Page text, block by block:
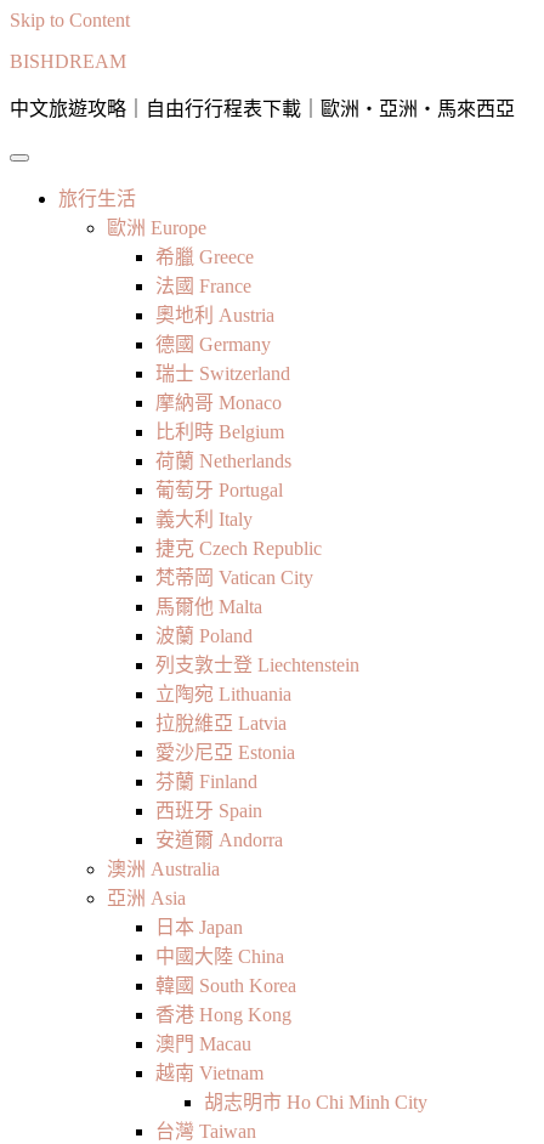
Skip to Content
BISHDREAM
中文旅遊攻略｜自由行行程表下載｜歐洲・亞洲・馬來西亞
旅行生活
歐洲 Europe
希臘 Greece
法國 France
奧地利 Austria
德國 Germany
瑞士 Switzerland
摩納哥 Monaco
比利時 Belgium
荷蘭 Netherlands
葡萄牙 Portugal
義大利 Italy
捷克 Czech Republic
梵蒂岡 Vatican City
馬爾他 Malta
波蘭 Poland
列支敦士登 Liechtenstein
立陶宛 Lithuania
拉脫維亞 Latvia
愛沙尼亞 Estonia
芬蘭 Finland
西班牙 Spain
安道爾 Andorra
澳洲 Australia
亞洲 Asia
日本 Japan
中國大陸 China
韓國 South Korea
香港 Hong Kong
澳門 Macau
越南 Vietnam
胡志明市 Ho Chi Minh City
台灣 Taiwan